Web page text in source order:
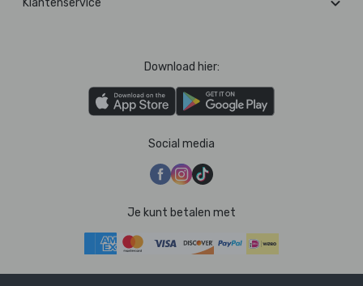
Klantenservice
Download hier:
Social media
Je kunt betalen met